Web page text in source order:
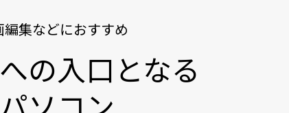
集などにおすすめ
の入口となる